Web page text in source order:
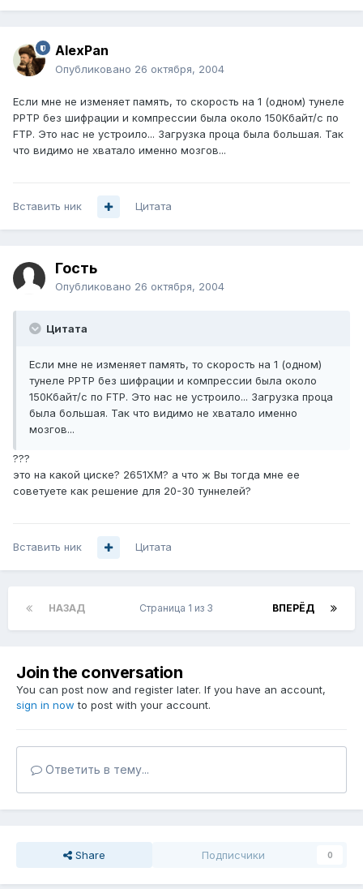
AlexPan
Опубликовано 26 октября, 2004
Если мне не изменяет память, то скорость на 1 (одном) тунеле
PPTP без шифрации и компрессии была около 150Кбайт/с по
FTP. Это нас не устроило... Загрузка проца была большая. Так
что видимо не хватало именно мозгов...
Вставить ник Цитата
Гость
Опубликовано 26 октября, 2004
Цитата
Если мне не изменяет память, то скорость на 1 (одном)
тунеле PPTP без шифрации и компрессии была около
150Кбайт/с по FTP. Это нас не устроило... Загрузка проца
была большая. Так что видимо не хватало именно
мозгов...
???
это на какой циске? 2651XM? а что ж Вы тогда мне ее
советуете как решение для 20-30 туннелей?
Вставить ник Цитата
НАЗАД ВПЕРЁД
Страница 1 из 3
Join the conversation
You can post now and register later. If you have an account,
sign in now to post with your account.
Ответить в тему...
Share Подписчики 0